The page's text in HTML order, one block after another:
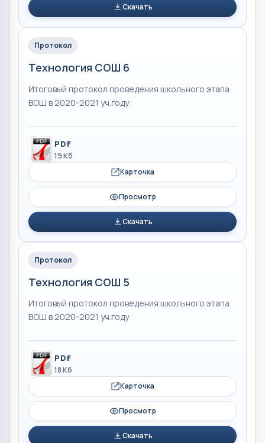
Скачать
Протокол
Технология СОШ 6
Итоговый протокол проведения школьного этапа
ВОШ в 2020-2021 уч.году
PDF
19 Кб
Карточка
Просмотр
Скачать
Протокол
Технология СОШ 5
Итоговый протокол проведения школьного этапа
ВОШ в 2020-2021 уч.году
PDF
18 Кб
Карточка
Просмотр
Скачать